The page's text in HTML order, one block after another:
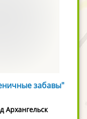
забавы"
Архангельск